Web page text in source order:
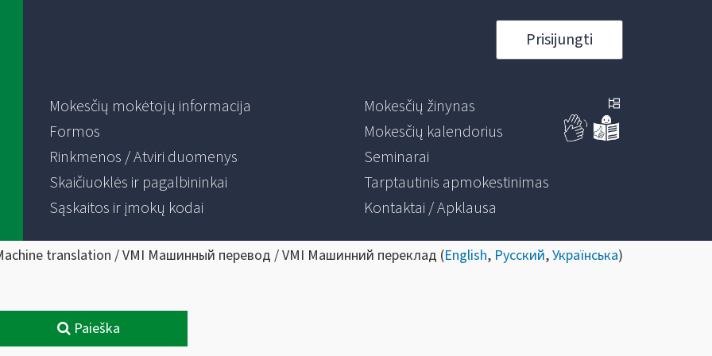
Prisijungti
Mokesčių mokėtojų informacija
Formos
Rinkmenos / Atviri duomenys
Skaičiuoklės ir pagalbininkai
Sąskaitos ir įmokų kodai
Mokesčių žinynas
Mokesčių kalendorius
Seminarai
Tarptautinis apmokestinimas
Kontaktai / Apklausa
translation / VMI Машинный перевод / VMI Машинний переклад (English, Русский,Українська)
Paieška